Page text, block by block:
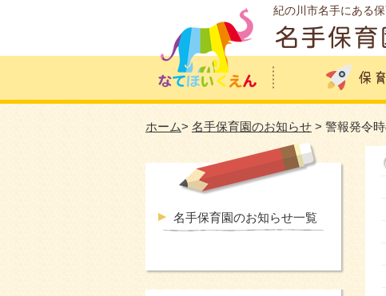
紀の川市名手にある
ホーム> 名手保育園のお知らせ > 警報発令
名手保育園のお知らせ一覧